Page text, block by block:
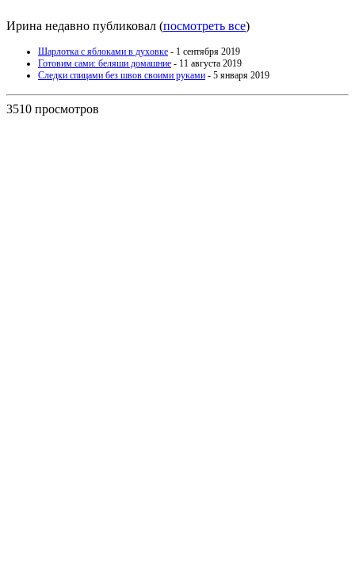
Ирина недавно публиковал (посмотреть все)
Шарлотка с яблоками в духовке - 1 сентября 2019
Готовим сами: беляши домашние - 11 августа 2019
Следки спицами без швов своими руками - 5 января 2019
3510 просмотров